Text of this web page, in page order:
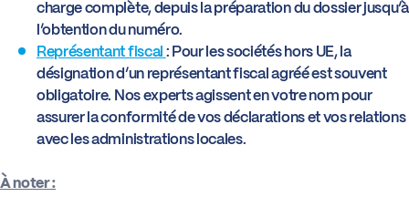
charge complète, depuis la préparation du dossier jusqu’à
l’obtention du numéro.
Représentant fiscal: Pour les sociétés hors UE, la
désignation d’un représentant fiscal agréé est souvent
obligatoire. Nos experts agissent en votre nom pour
assurer la conformité de vos déclarations et vos relations
avec les administrations locales.
À noter :